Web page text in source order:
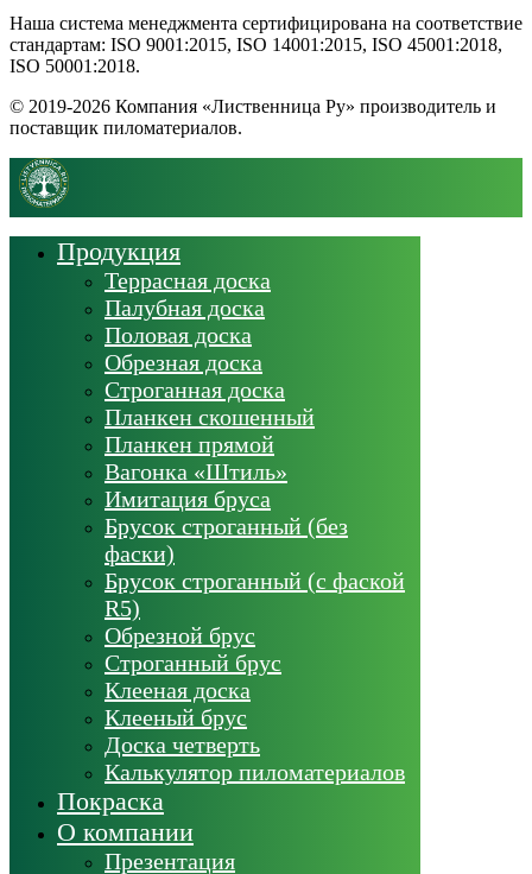
Наша система менеджмента сертифицирована на соответствие
стандартам: ISO 9001:2015, ISO 14001:2015, ISO 45001:2018,
ISO 50001:2018.
© 2019-2026 Компания «Лиственница Ру» производитель и
поставщик пиломатериалов.
Продукция
Террасная доска
Палубная доска
Половая доска
Обрезная доска
Строганная доска
Планкен скошенный
Планкен прямой
Вагонка «Штиль»
Имитация бруса
Брусок строганный (без
фаски)
Брусок строганный (с фаской
R5)
Обрезной брус
Строганный брус
Клееная доска
Клееный брус
Доска четверть
Калькулятор пиломатериалов
Покраска
О компании
Презентация